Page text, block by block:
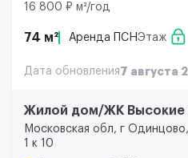
16 800 ₽ м²/год
74 м² Аренда ПСНЭтаж
Дата обновления7 августа
Жилой дом/ЖК Высокие
Московская обл, г
1 к 10